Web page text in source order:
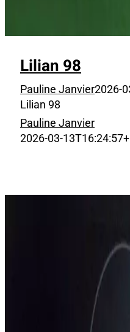
Lilian 98
Pauline Janvier2026-
Lilian 98
Pauline Janvier
2026-03-